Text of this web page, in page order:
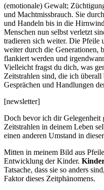
(emotionale) Gewalt;
und Machtmissbrauch. Sie
und Handeln bis in die
Menschen nun selbst verletzt
tradieren sich weiter. Die Pfeile
weiter durch die Generationen,
flankiert werden und
Vielleicht fragst du dich, was
Zeitstrahlen sind, die ich
Gesprächen und Handlungen
[newsletter]
Doch bevor ich dir Gelegenheit
Zeitstrahlen in deinem Leben
einen anderen Umstand in
Mitten in meinem Bild aus
Entwicklung der Kinder.
Tatsache, dass sie so anders
Faktor dieses Zeitphänomens.